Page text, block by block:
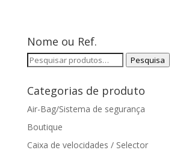
Nome ou Ref.
Pesquisar
Pesquisa
Categorias de produto
Air-Bag/Sistema de segurança
Boutique
Caixa de velocidades / Selector